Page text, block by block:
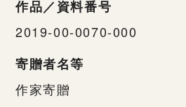
作品／資料番号
2019-00-0070-000
寄贈者名等
作家寄贈